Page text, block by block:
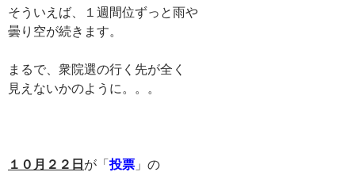
そういえば、１週間位ずっと雨や
曇り空が続きます。
まるで、衆院選の行く先が全く
見えないかのように。。。
１０月２２日が「投票 」の